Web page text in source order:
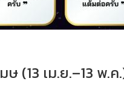
ษ (13 เม.ย.–13 พ.ค